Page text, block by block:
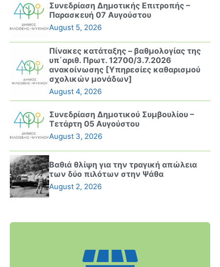
Συνεδρίαση Δημοτικής Επιτροπής –
Παρασκευή 07 Αυγούστου
August 5, 2026
Πίνακες κατάταξης – βαθμολογίας της
υπ΄αριθ. Πρωτ. 12700/3.7.2026
ανακοίνωσης [Υπηρεσίες καθαρισμού
σχολικών μονάδων]
August 4, 2026
Συνεδρίαση Δημοτικού Συμβουλίου –
Τετάρτη 05 Αυγούστου
August 3, 2026
Βαθιά θλίψη για την τραγική απώλεια
των δύο πιλότων στην Ψάθα
August 2, 2026